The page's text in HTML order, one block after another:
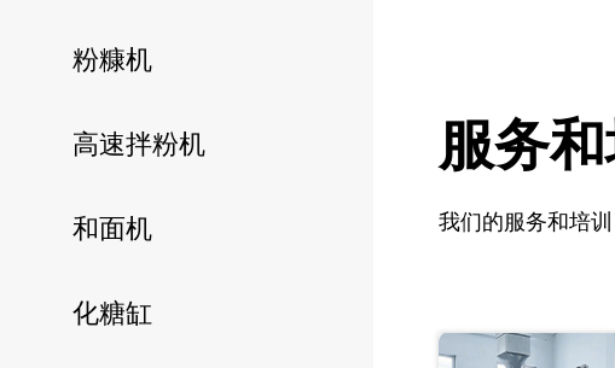
粉糠机
高速拌粉机
和面机
化糖缸
服务和
我们的服务和培